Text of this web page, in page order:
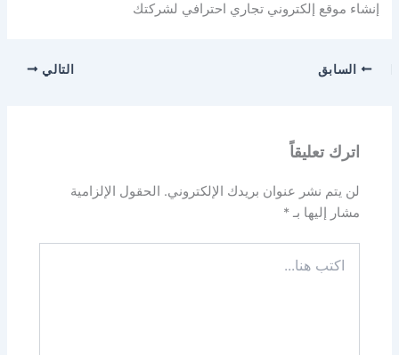
إنشاء موقع إلكتروني تجاري احترافي لشركتك
السابق التالي
اترك تعليقاً
لن يتم نشر عنوان بريدك الإلكتروني.
الحقول الإلزامية
مشار إليها بـ*
هنا...